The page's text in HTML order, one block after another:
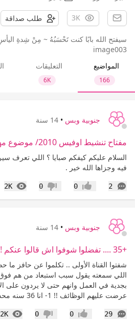
3K طلب صداقة
سيفتح الله بابًا كنت تَحْسَبُهُ ~ مِنْ شِدةِ
image003
المواضيع
166
التعليقات
6K
جنوبية وبس • 14 سنة
مفتاح تنشيط اوفيس 2010/ موضوع مهمل
فيه وجزاها الله خير .
2
التعليقات إعجاب0 عدم إعجاب
0
2K
جنوبية وبس • 14 سنة
+35 .... تفضلوا شوفوا اش قالوا عنكم !!!
شفتوا القناة الأولى .. تكلموا عن حافز
بجدية في العمل وانهم حتى لا يردون على
عرضت عليهم الوظائف !! 1- انا 36 سنه محد...
29
التعليقات إعجاب0 عدم إعجاب
0
2K